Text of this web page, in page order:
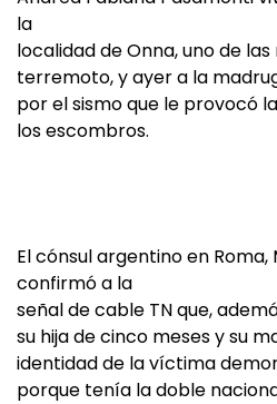
la
localidad de Onna, uno de
terremoto, y ayer a la
por el sismo que le provocó
los escombros.
El cónsul argentino en
confirmó a la
señal de cable TN que,
su hija de cinco meses y su
identidad de la víctima
porque tenía la doble